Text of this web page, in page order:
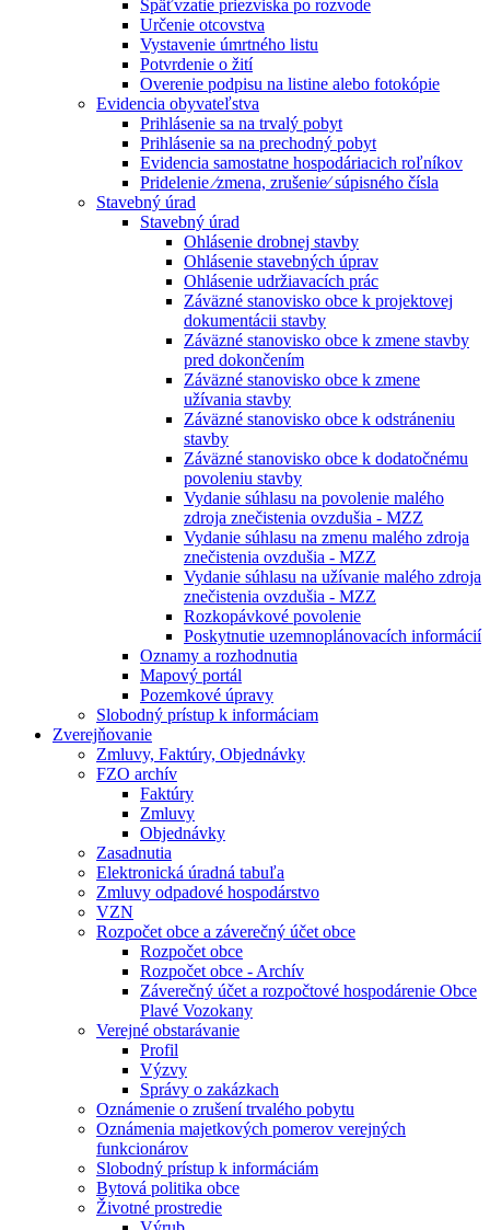
Späťvzatie priezviska po rozvode
Určenie otcovstva
Vystavenie úmrtného listu
Potvrdenie o žití
Overenie podpisu na listine alebo fotokópie
Evidencia obyvateľstva
Prihlásenie sa na trvalý pobyt
Prihlásenie sa na prechodný pobyt
Evidencia samostatne hospodáriacich roľníkov
Pridelenie ⁄zmena, zrušenie⁄ súpisného čísla
Stavebný úrad
Stavebný úrad
Ohlásenie drobnej stavby
Ohlásenie stavebných úprav
Ohlásenie udržiavacích prác
Záväzné stanovisko obce k projektovej
dokumentácii stavby
Záväzné stanovisko obce k zmene stavby
pred dokončením
Záväzné stanovisko obce k zmene
užívania stavby
Záväzné stanovisko obce k odstráneniu
stavby
Záväzné stanovisko obce k dodatočnému
povoleniu stavby
Vydanie súhlasu na povolenie malého
zdroja znečistenia ovzdušia - MZZ
Vydanie súhlasu na zmenu malého zdroja
znečistenia ovzdušia - MZZ
Vydanie súhlasu na užívanie malého zdroja
znečistenia ovzdušia - MZZ
Rozkopávkové povolenie
Poskytnutie uzemnoplánovacích informácií
Oznamy a rozhodnutia
Mapový portál
Pozemkové úpravy
Slobodný prístup k informáciam
Zverejňovanie
Zmluvy, Faktúry, Objednávky
FZO archív
Faktúry
Zmluvy
Objednávky
Zasadnutia
Elektronická úradná tabuľa
Zmluvy odpadové hospodárstvo
VZN
Rozpočet obce a záverečný účet obce
Rozpočet obce
Rozpočet obce - Archív
Záverečný účet a rozpočtové hospodárenie Obce
Plavé Vozokany
Verejné obstarávanie
Profil
Výzvy
Správy o zakázkach
Oznámenie o zrušení trvalého pobytu
Oznámenia majetkových pomerov verejných
funkcionárov
Slobodný prístup k informáciám
Bytová politika obce
Životné prostredie